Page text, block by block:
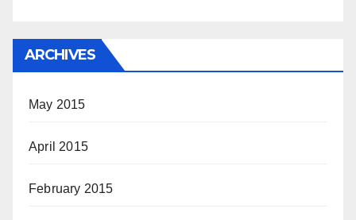
ARCHIVES
May 2015
April 2015
February 2015